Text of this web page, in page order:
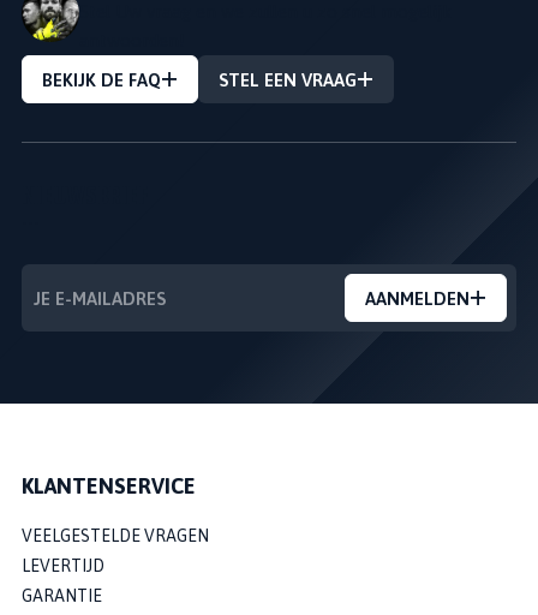
BEKIJK DE FAQ
STEL EEN VRAAG
AANMELDEN
KLANTENSERVICE
VEELGESTELDE VRAGEN
LEVERTIJD
GARANTIE